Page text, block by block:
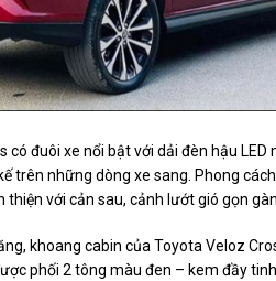
có đuôi xe nổi bật với dải đèn hậu LED
trên những dòng xe sang. Phong
với cản sau, cảnh lướt gió gọn
khoang cabin của Toyota Veloz
phối 2 tông màu đen – kem đầy